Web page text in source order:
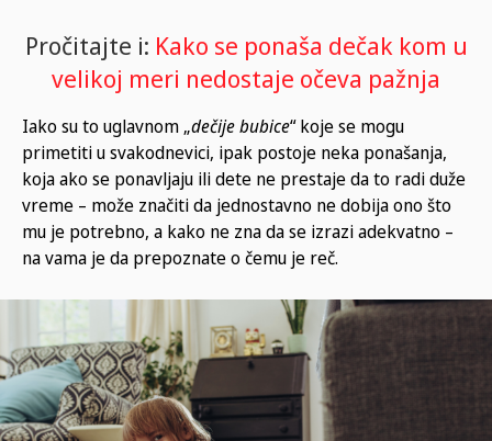
Pročitajte i: Kako se ponaša dečak kom u
velikoj meri nedostaje očeva pažnja
Iako su to uglavnom „dečije bubice“ koje se mogu
primetiti u svakodnevici, ipak postoje neka ponašanja,
koja ako se ponavljaju ili dete ne prestaje da to radi duže
vreme – može značiti da jednostavno ne dobija ono što
mu je potrebno, a kako ne zna da se izrazi adekvatno –
na vama je da prepoznate o čemu je reč.